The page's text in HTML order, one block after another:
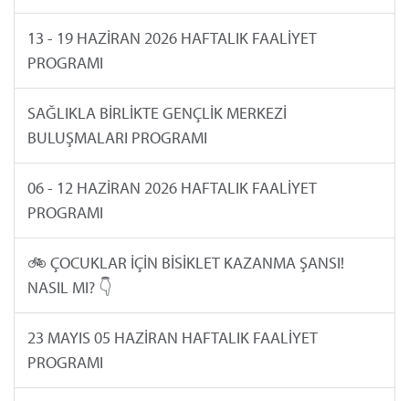
13 - 19 HAZİRAN 2026 HAFTALIK FAALİYET
PROGRAMI
SAĞLIKLA BİRLİKTE GENÇLİK MERKEZİ
BULUŞMALARI PROGRAMI
06 - 12 HAZİRAN 2026 HAFTALIK FAALİYET
PROGRAMI
🚲 ÇOCUKLAR İÇİN BİSİKLET KAZANMA ŞANSI!
NASIL MI? 👇
23 MAYIS 05 HAZİRAN HAFTALIK FAALİYET
PROGRAMI